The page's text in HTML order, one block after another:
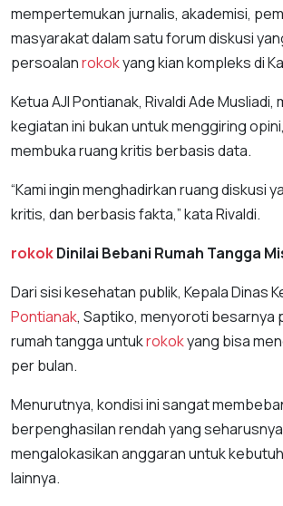
mempertemukan jurnalis, akademisi,
masyarakat dalam satu forum diskusi
persoalanrokokyang kian kompleks di
Ketua AJI Pontianak, Rivaldi Ade
kegiatan ini bukan untuk menggiring
membuka ruang kritis berbasis data.
“Kami ingin menghadirkan ruang diskusi
kritis, dan berbasis fakta,” kata Rivaldi.
rokokDinilai Bebani Rumah Tangga
Dari sisi kesehatan publik, Kepala Dinas
Pontianak, Saptiko, menyoroti besarnya
rumah tangga untukrokokyang bisa
per bulan.
Menurutnya, kondisi ini sangat
berpenghasilan rendah yang
mengalokasikan anggaran untuk
lainnya.